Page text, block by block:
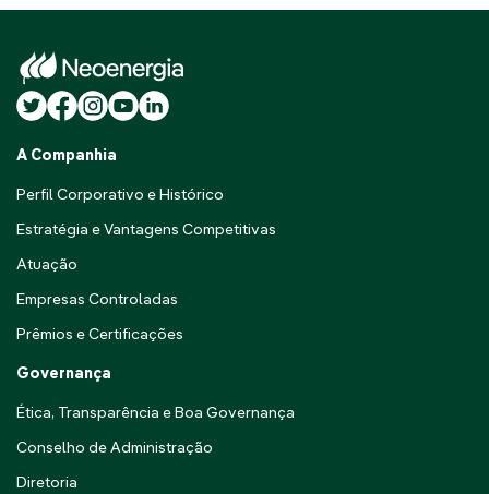
A Companhia
Perfil Corporativo e Histórico
Estratégia e Vantagens Competitivas
Atuação
Empresas Controladas
Prêmios e Certificações
Governança
Ética, Transparência e Boa Governança
Conselho de Administração
Diretoria